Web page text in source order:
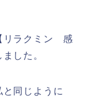
リラクミン 感
した。
同じように